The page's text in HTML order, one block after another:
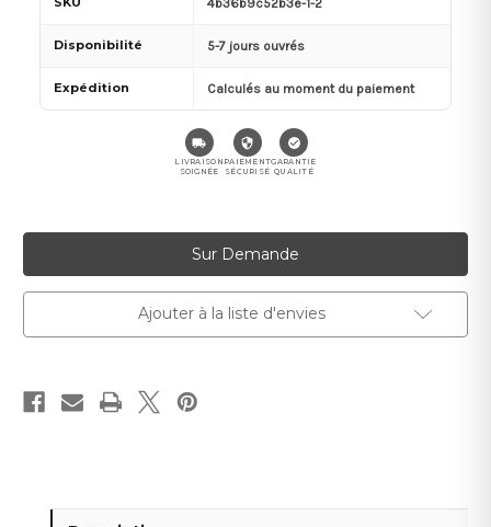
4b36b9c52b3e-1-2
Disponibilité 5-7 jours ouvrés
Expédition Calculés au moment du paiement
LIVRAISON
SOIGNÉE
PAIEMENT
SÉCURISÉ
GARANTIE
QUALITÉ
Sur Demande
Ajouter à la liste d'envies